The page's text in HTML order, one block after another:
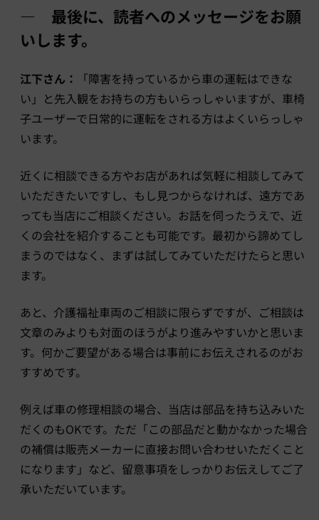
― 最後に、読者へのメッセージをお願
いします。
江下さん：
「障害を持っているから車の運転はできな
い」と先入観をお持ちの方もいらっしゃいますが、車椅
子ユーザーで日常的に運転をされる方はよくいらっしゃ
います。
近くに相談できる方やお店があれば気軽に相談してみて
いただきたいですし、もし見つからなければ、遠方であ
っても当店にご相談ください。お話を伺ったうえで、近
くの会社を紹介することも可能です。最初から諦めてし
まうのではなく、まずは試してみていただけたらと思い
ます。
あと、介護福祉車両のご相談に限らずですが、ご相談は
文章のみよりも対面のほうがより進みやすいかと思いま
す。何かご要望がある場合は事前にお伝えされるのがお
すすめです。
例えば車の修理相談の場合、当店は部品を持ち込みいた
だくのもOKです。ただ「この部品だと動かなかった場合
の補償は販売メーカーに直接お問い合わせいただくこと
になります」など、留意事項をしっかりお伝えしてご了
承いただいています。